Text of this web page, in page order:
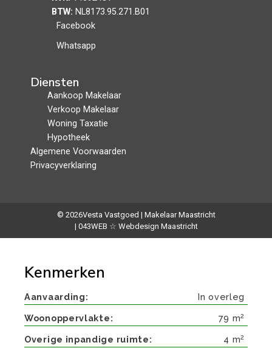
BTW: NL8173.95.271.B01
Facebook
Whatsapp
Diensten
Aankoop Makelaar
Verkoop Makelaar
Woning Taxatie
Hypotheek
Algemene Voorwaarden
Privacyverklaring
© 2026Vesta Vastgoed | Makelaar Maastricht
| 043WEB ☆ Webdesign Maastricht
Kenmerken
Aanvaarding In overleg
Woonoppervlakte 79 m2
Overige inpandige ruimte 4 m2